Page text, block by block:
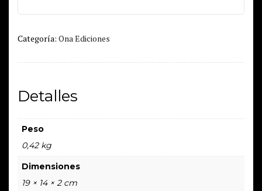
Categoría: Ona Ediciones
Detalles
Peso
0,42 kg
Dimensiones
19 × 14 × 2 cm